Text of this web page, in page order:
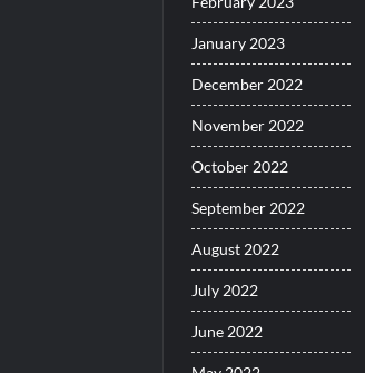
January 2023
December 2022
November 2022
October 2022
September 2022
August 2022
July 2022
June 2022